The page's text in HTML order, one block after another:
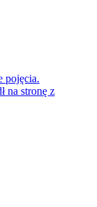
pojęcia.
na stronę z